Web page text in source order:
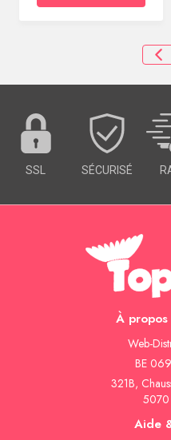
SSL SÉCURISÉ
À
Web-
BE
321B,
5070
Aide